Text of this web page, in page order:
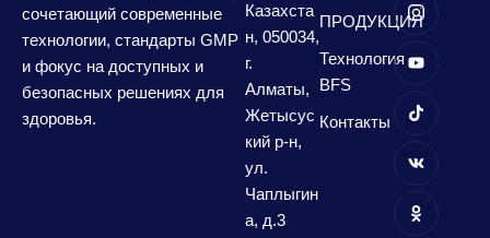
сочетающий современные
технологии, стандарты GMP
и фокус на доступных и
безопасных решениях для
здоровья.
Казахста
н, 050034,
г.
Алматы,
Жетысус
кий р-н,
ул.
Чаплыгин
а, д.3
ПРОДУКЦИЯ
Технология
BFS
Контакты